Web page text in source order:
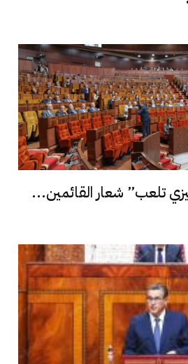
تلعب” شعار القائمين...